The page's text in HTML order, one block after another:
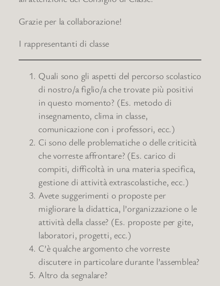
Grazie per la collaborazione!
I rappresentanti di classe
Quali sono gli aspetti del percorso scolastico
di nostro/a figlio/a che trovate più positivi
in questo momento? (Es. metodo di
insegnamento, clima in classe,
comunicazione con i professori, ecc.)
Ci sono delle problematiche o delle criticità
che vorreste affrontare? (Es. carico di
compiti, difficoltà in una materia specifica,
gestione di attività extrascolastiche, ecc.)
Avete suggerimenti o proposte per
migliorare la didattica, l’organizzazione o le
attività della classe? (Es. proposte per gite,
laboratori, progetti, ecc.)
C’è qualche argomento che vorreste
discutere in particolare durante l’assemblea?
Altro da segnalare?